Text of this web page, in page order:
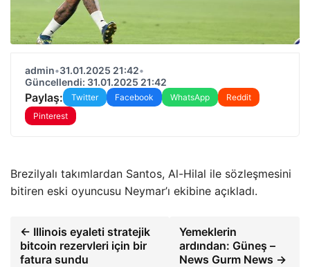
admin•31.01.2025 21:42•
Güncellendi: 31.01.2025 21:42
Paylaş: Twitter Facebook WhatsApp
Reddit
Pinterest
Brezilyalı takımlardan Santos, Al-Hilal ile sözleşmesini
bitiren eski oyuncusu Neymar’ı ekibine açıkladı.
← Illinois eyaleti stratejik
bitcoin rezervleri için bir
fatura sundu
Yemeklerin
ardından: Güneş –
News Gurm News →